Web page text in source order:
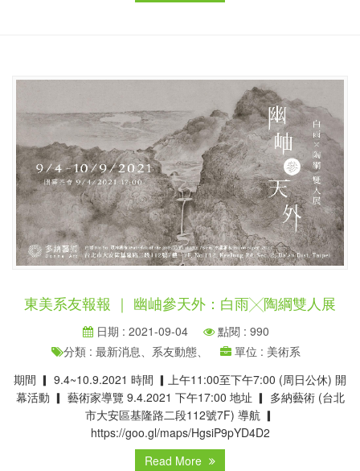
東美系友報報 ｜ 幽岫參天外：白雨╳陶綱雙人展
日期 : 2021-09-04
點閱 : 990
分類 : 最新消息、系友動態、
單位 : 美術系
期間 ▎ 9.4~10.9.2021 時間 ▎上午11:00至下午7:00 (周日公休) 開
幕活動 ▎ 藝術家導覽 9.4.2021 下午17:00 地址 ▎ 多納藝術 (台北
市大安區基隆路二段112號7F) 導航 ▎
https://goo.gl/maps/HgsiP9pYD4D2
Read More